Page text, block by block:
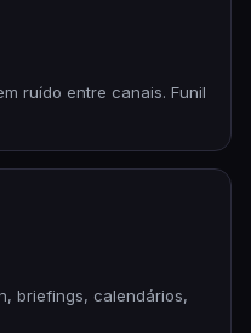
ruído entre canais. Funil
briefings, calendários,